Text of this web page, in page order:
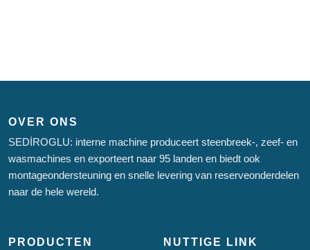
OVER ONS
SEDİROGLU: interne machine produceert steenbreek-, zeef- en
wasmachines en exporteert naar 95 landen en biedt ook
montageondersteuning en snelle levering van reserveonderdelen
naar de hele wereld.
PRODUCTEN NUTTIGE LINK